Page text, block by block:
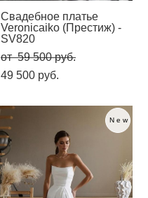
Свадебное платье
Veronicaiko (Престиж) -
SV820
от 59 500 pуб.
49 500 pуб.
New